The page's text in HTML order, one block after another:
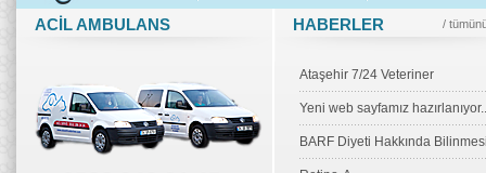
ACİL AMBULANS HABERLER /
Ataşehir 7/24 Veteriner
Yeni web sayfamız
BARF Diyeti Hakkında